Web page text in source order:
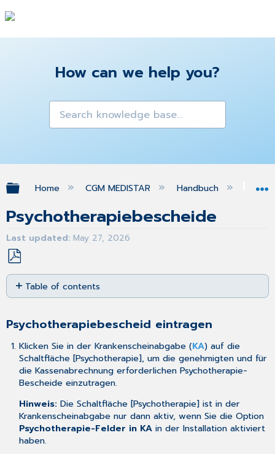
How can we help you?
Expand/collapse global hierarchy
Home CGM MEDISTAR Handbuch
Psychotherapiebescheide
Last updated May 27, 2026
Save
as
PDF
Table of contents
Bereich
Allgemein
Bereich
Unterbrechung
der
Bereiche
Therapieeinheiten
Patient/Therapieeinheiten
Bezugsperson
Psychotherapiebescheid eintragen
Klicken Sie in der Krankenscheinabgabe (KA) auf die
Schaltfläche [Psychotherapie], um die genehmigten und für
die Kassenabrechnung erforderlichen Psychotherapie-
Bescheide einzutragen.
Hinweis: Die Schaltfläche [Psychotherapie] ist in der
Krankenscheinabgabe nur dann aktiv, wenn Sie die Option
Psychotherapie-Felder in KAin der Installationaktiviert
haben.